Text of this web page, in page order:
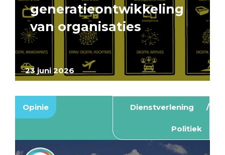
23 juni 2026
generatieontwikkeling
van organisaties
Opinie Dienstverlening
Politiek